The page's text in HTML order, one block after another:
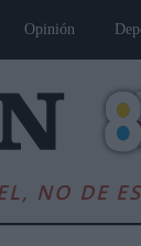
Opinión
NO DE